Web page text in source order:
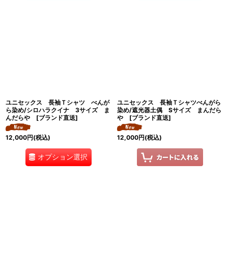
ユニセックス 長袖Ｔシャツ べんが
ら染め/シロハラクイナ 3サイズ ま
んだらや [ブランド直送]
12,000円(税込)
オプション選択
ユニセックス 長袖Ｔシャツべんがら
染め/遮光器土偶 Sサイズ まんだら
や [ブランド直送]
12,000円(税込)